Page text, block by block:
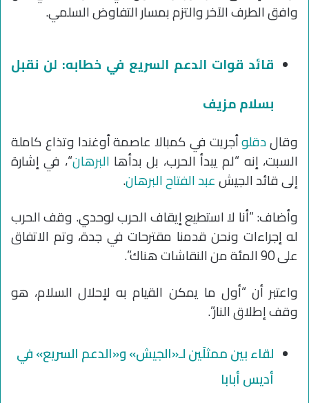
وافق الطرف الآخر والتزم بمسار التفاوض السلمي.
قائد قوات الدعم السريع في خطابه: لن نقبل
بسلام مزيف
وقالدقلوأجريت في كمبالا عاصمة أوغندا وتذاع كاملة
السبت، إنه “لم يبدأ الحرب، بل بدأها البرهان“، في إشارة
إلى قائد الجيشعبد الفتاح البرهان.
وأضاف: “أنا لا استطيع إيقاف الحرب لوحدي. وقف الحرب
له إجراءات ونحن قدمنا مقترحات في جدة، وتم الاتفاق
على 90 المئة من النقاشات هناك”.
واعتبر أن “أول ما يمكن القيام به لإحلال السلام، هو
وقف إطلاق النار”.
لقاء بين ممثلَين لـ«الجيش» و«الدعم السريع» في
أديس أبابا